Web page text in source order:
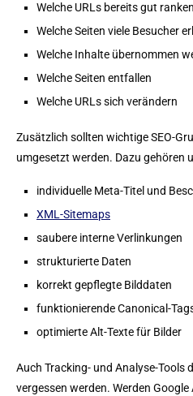
Welche URLs bereits gut ranken
Welche Seiten viele Besucher
Welche Inhalte übernommen
Welche Seiten entfallen
Welche URLs sich verändern
Zusätzlich sollten wichtige SEO-
umgesetzt werden. Dazu gehören
individuelle Meta-Titel und
XML-Sitemaps
saubere interne Verlinkungen
strukturierte Daten
korrekt gepflegte Bilddaten
funktionierende Canonical-
optimierte Alt-Texte für Bilder
Auch Tracking- und Analyse-Tools
vergessen werden. Werden